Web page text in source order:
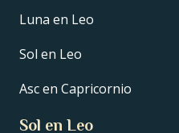
Luna en Leo
Sol en Leo
Asc en Capricornio
Sol en Leo